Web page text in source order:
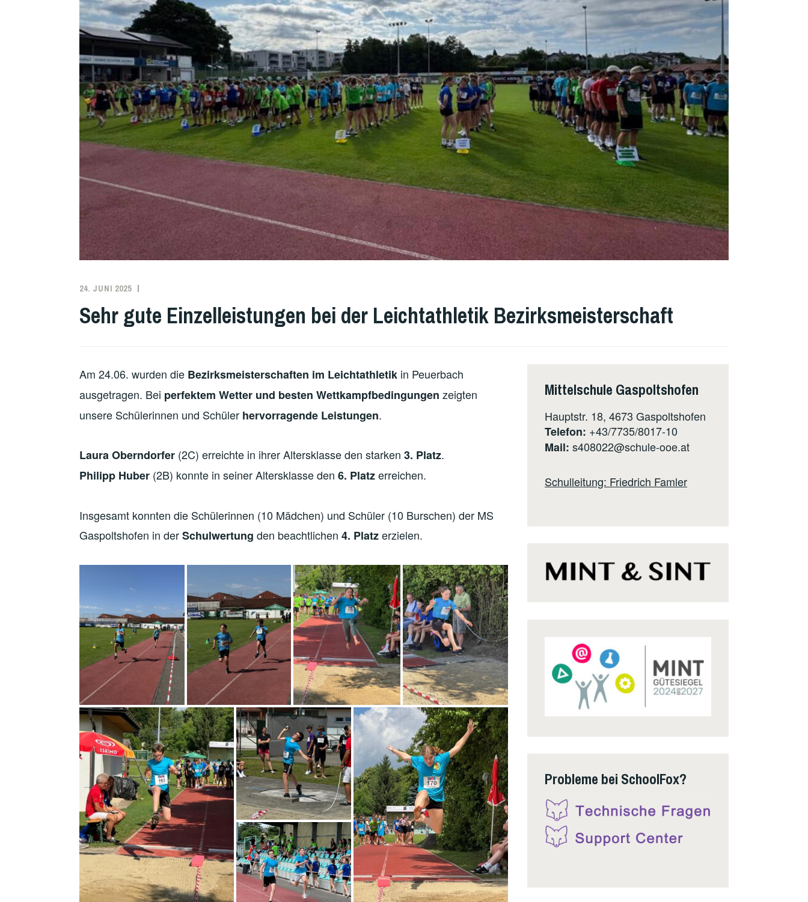
24. JUNI 2025
Sehr gute Einzelleistungen bei der Leichtathletik Bezirksmeisterschaft
Am 24.06. wurden die Bezirksmeisterschaften im Leichtathletik in Peuerbach
ausgetragen. Bei perfektem Wetter und besten Wettkampfbedingungen zeigten
unsere Schülerinnen und Schüler hervorragende Leistungen.
Laura Oberndorfer (2C) erreichte in ihrer Altersklasse den starken 3. Platz.
Philipp Huber (2B) konnte in seiner Altersklasse den 6. Platzerreichen.
Insgesamt konnten die Schülerinnen (10 Mädchen) und Schüler (10 Burschen) der MS
Gaspoltshofen in derSchulwertung den beachtlichen 4. Platzerzielen.
Mittelschule Gaspoltshofen
Hauptstr. 18, 4673 Gaspoltshofen
Telefon: +43/7735/8017-10
Mail: s408022@schule-ooe.at
Schulleitung: Friedrich Famler
Probleme bei SchoolFox?